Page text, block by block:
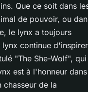
Que ce soit dans
de pouvoir, ou
le lynx a toujours
continue
"The She-Wolf", qui
est à l'honneur dans
chasseur de la